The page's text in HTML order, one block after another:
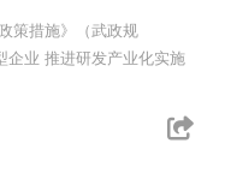
策措施》（武政规
企业 推进研发产业化实施